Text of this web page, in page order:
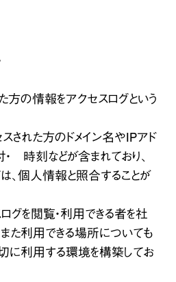
方の情報をアクセスログという
された方のドメイン名やIPアド
・ 時刻などが含まれており、
、個人情報と照合することが
グを閲覧・利用できる者を社
た利用できる場所についても
に利用する環境を構築してお